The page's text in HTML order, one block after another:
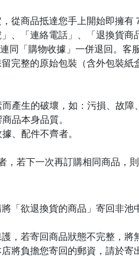
從商品抵達您手上開始即擁
、「連絡電話」、「退換貨
同「購物收據」一併退回。
完整的原始包裝（含外包裝紙
產生的破壞，如：污損、故障
品本身品質。
、配件不齊者。
若下一次再訂購相同商品，
「欲退換貨的商品」寄回非
，若寄回商品狀態不完整，將
將負擔您寄回的郵資，請於